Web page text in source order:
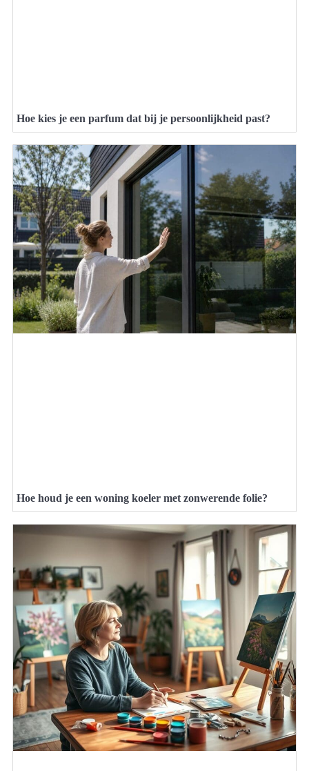
Hoe kies je een parfum dat bij je persoonlijkheid past?
Hoe houd je een woning koeler met zonwerende folie?